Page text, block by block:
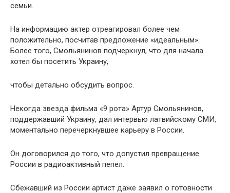
семьи.
На информацию актер отреагировал более чем
положительно, посчитав предложение «идеальным».
Более того, Смольянинов подчеркнул, что для начала
хотел бы посетить Украину,
чтобы детально обсудить вопрос.
Некогда звезда фильма «9 рота» Артур Смольянинов,
поддержавший Украину, дал интервью латвийскому СМИ,
моментально перечеркнувшее карьеру в России.
Он договорился до того, что допустил превращение
России в радиоактивный пепел.
Сбежавший из России артист даже заявил о готовности